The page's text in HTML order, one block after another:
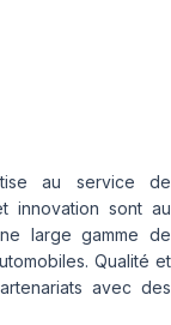
au service de
innovation sont au
large gamme de
Qualité et
avec des